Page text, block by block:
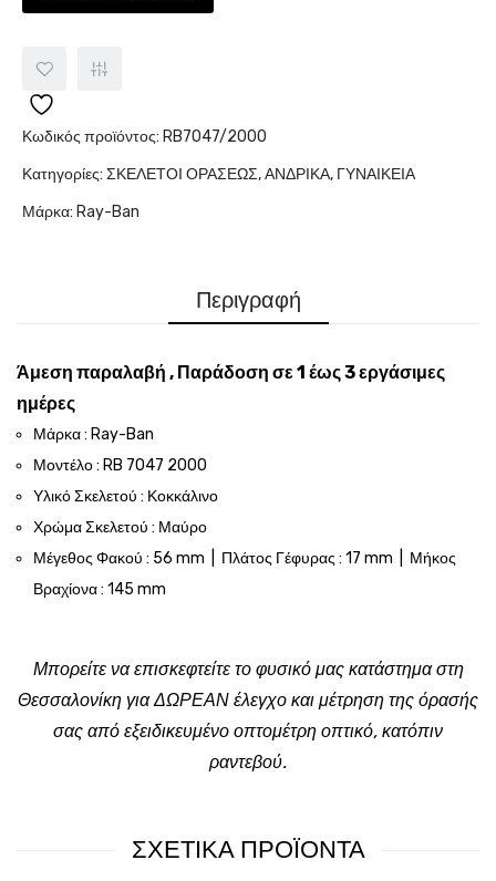
Κωδικός προϊόντος: RB7047/2000
Κατηγορίες: ΣΚΕΛΕΤΟΙ ΟΡΑΣΕΩΣ,ΑΝΔΡΙΚΑ, ΓΥΝΑΙΚΕΙΑ
Μάρκα: Ray-Ban
Περιγραφή
Άμεση παραλαβή , Παράδοση σε 1 έως 3 εργάσιμες
ημέρες
Μάρκα : Ray-Ban
Μοντέλο : RB 7047 2000
Υλικό Σκελετού : Κοκκάλινο
Χρώμα Σκελετού : Μαύρο
Μέγεθος Φακού : 56 mm | Πλάτος Γέφυρας : 17 mm | Μήκος
Βραχίονα : 145 mm
Μπορείτε να επισκεφτείτε το φυσικό μας κατάστημα στη
Θεσσαλονίκη για ΔΩΡΕΑΝ έλεγχο και μέτρηση της όρασής
σας από εξειδικευμένο οπτομέτρη οπτικό, κατόπιν
ραντεβού.
ΣΧΕΤΙΚΑ ΠΡΟΪΟΝΤΑ